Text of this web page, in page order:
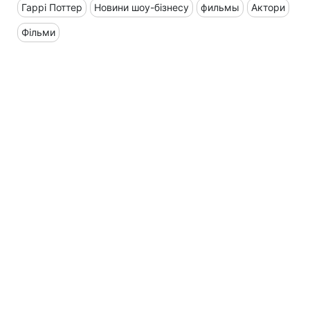
Гаррі Поттер Новини шоу-бізнесу фильмы Актори
Фільми